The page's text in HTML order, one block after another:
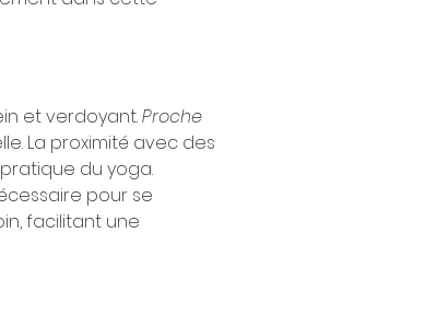
et verdoyant. Proche
La proximité avec des
du yoga.
pour se
facilitant une